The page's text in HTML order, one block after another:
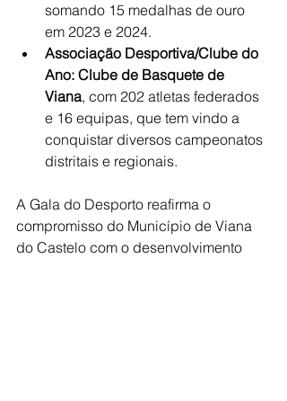
somando 15 medalhas de ouro
em 2023 e 2024.
Associação Desportiva/Clube do
Ano: Clube de Basquete de
Viana, com 202 atletas federados
e 16 equipas, que tem vindo a
conquistar diversos campeonatos
distritais e regionais.
A Gala do Desporto reafirma o
compromisso do Município de Viana
do Castelo com o desenvolvimento